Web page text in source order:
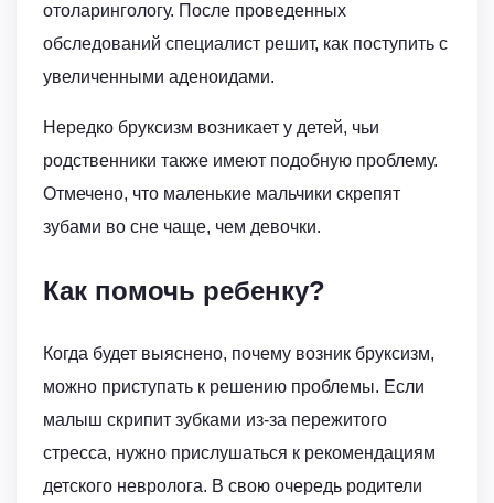
отоларингологу. После проведенных
обследований специалист решит, как поступить с
увеличенными аденоидами.
Нередко бруксизм возникает у детей, чьи
родственники также имеют подобную проблему.
Отмечено, что маленькие мальчики скрепят
зубами во сне чаще, чем девочки.
Как помочь ребенку?
Когда будет выяснено, почему возник бруксизм,
можно приступать к решению проблемы. Если
малыш скрипит зубками из-за пережитого
стресса, нужно прислушаться к рекомендациям
детского невролога. В свою очередь родители